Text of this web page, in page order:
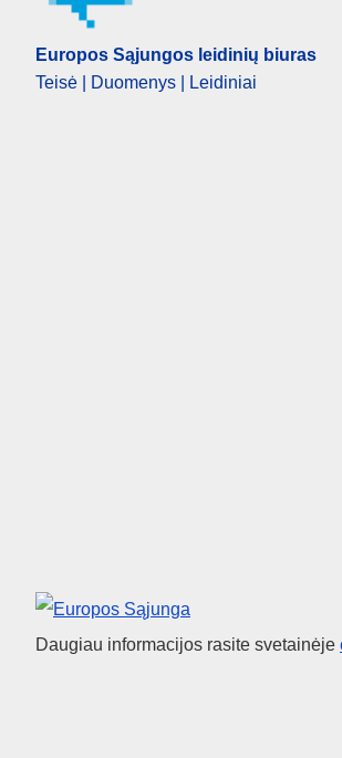
Europos Sąjungos leidinių biuras
Teisė | Duomenys | Leidiniai
Europos Sąjunga
Daugiau informacijos rasite svetainėje